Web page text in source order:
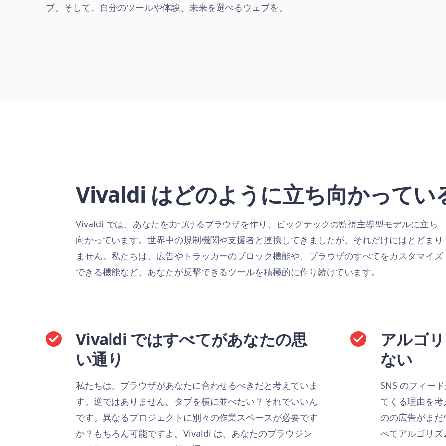
ブ。そして、自分のツールや体験、未来を選べるウェブを。
Vivaldi はどのように立ち向かってい
Vivaldi では、あなたを力づけるブラウザを作り、ビッグテックの監視主導型モデルに立ち
向かっています。世界中の規制機関や支援者と連携してきましたが、それだけにはとどまり
ません。私たちは、広告やトラッカーのブロック機能や、ブラウザのすべてをカスタマイズ
できる機能など、あなたが反撃できるツールを積極的に作り続けています。
Vivaldi ではすべてがあなたの思
い通り
私たちは、ブラウザがあなたに合わせるべきだと考えていま
す。逆ではありません。タブを横に並べたい？それでいいん
です。異なるプロジェクトに別々の作業スペースが必要です
か？もちろん可能ですよ。Vivaldi は、あなたのブラウジン
アルゴ
ない
SNS のフィー
てくる理由を
のの広告がま
べてアルゴリ